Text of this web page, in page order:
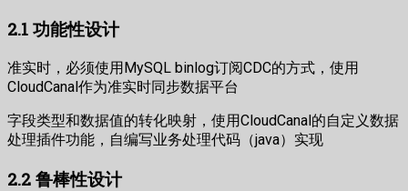
2.1 功能性设计
准实时，必须使用MySQL binlog订阅CDC的方式，使用
CloudCanal作为准实时同步数据平台
字段类型和数据值的转化映射，使用CloudCanal的自定义数据
处理插件功能，自编写业务处理代码（java）实现
2.2 鲁棒性设计